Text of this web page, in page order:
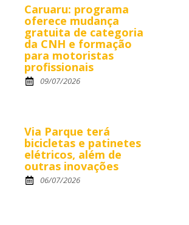
Caruaru: programa
oferece mudança
gratuita de categoria
da CNH e formação
para motoristas
profissionais
09/07/2026
Via Parque terá
bicicletas e patinetes
elétricos, além de
outras inovações
06/07/2026